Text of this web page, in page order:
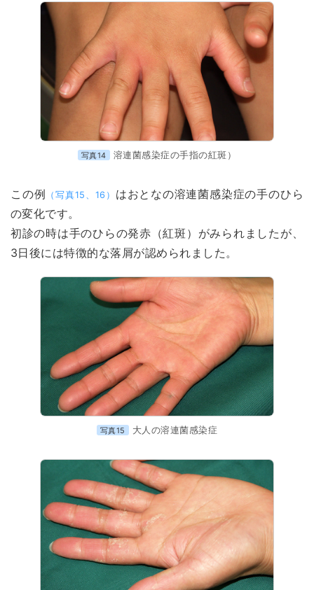
写真14 溶連菌感染症の手指の紅斑）
この例 （写真15、16） はおとなの溶連菌感染症の手のひら
の変化です。
初診の時は手のひらの発赤（紅斑）がみられましたが、
3日後には特徴的な落屑が認められました。
写真15 大人の溶連菌感染症